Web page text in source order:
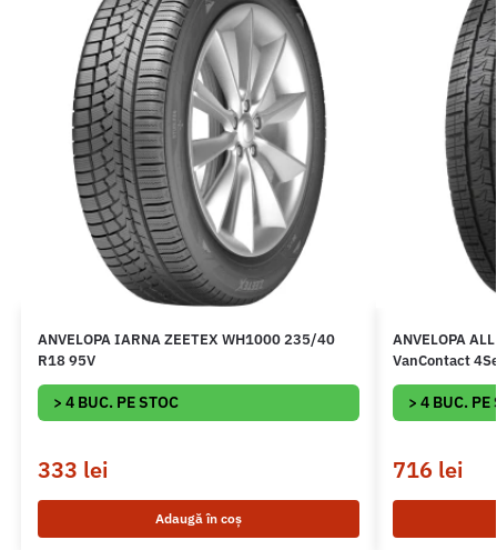
ANVELOPA IARNA ZEETEX WH1000 235/40
R18 95V
> 4 BUC. PE STOC
333 lei
Adaugă în coș
ANVELOPA
VanContact
> 4 BUC. PE
716 lei